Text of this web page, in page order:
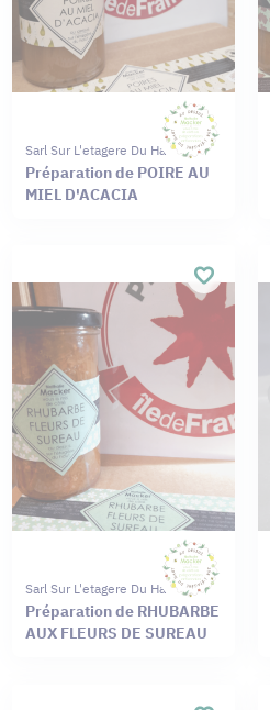
Sarl Sur L'etagere Du Haut
Préparation de POIRE AU
MIEL D'ACACIA
Sarl Sur L'etagere Du Haut
Préparation de RHUBARBE
AUX FLEURS DE SUREAU